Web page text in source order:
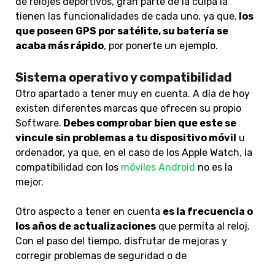
tienen las funcionalidades de cada uno, ya que, los
que poseen GPS por satélite, su batería se
acaba más rápido, por ponerte un ejemplo.
Sistema operativo y compatibilidad
Otro apartado a tener muy en cuenta. A día de hoy
existen diferentes marcas que ofrecen su propio
Software. Debes comprobar bien que este se
vincule sin problemas a tu dispositivo móvil u
ordenador, ya que, en el caso de los Apple Watch, la
compatibilidad con los móviles Android no es la
mejor.
Otro aspecto a tener en cuenta es la frecuencia o
los años de actualizaciones que permita al reloj.
Con el paso del tiempo, disfrutar de mejoras y
corregir problemas de seguridad o de